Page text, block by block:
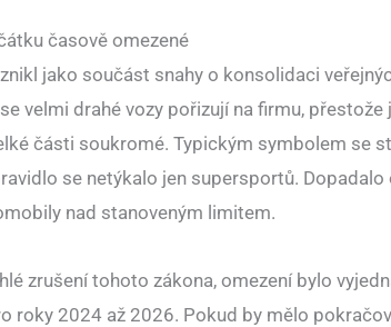
časově omezené
jako součást snahy o konsolidaci
velmi drahé vozy pořizují na firmu, přestože
části soukromé. Typickým symbolem se
se netýkalo jen supersportů. Dopadalo
nad stanoveným limitem.
zrušení tohoto zákona, omezení bylo
roky 2024 až 2026. Pokud by mělo